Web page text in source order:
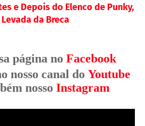
e Depois do Elenco de Punky,
da Breca
página no Facebook
nosso canal do Youtube
nosso Instagram